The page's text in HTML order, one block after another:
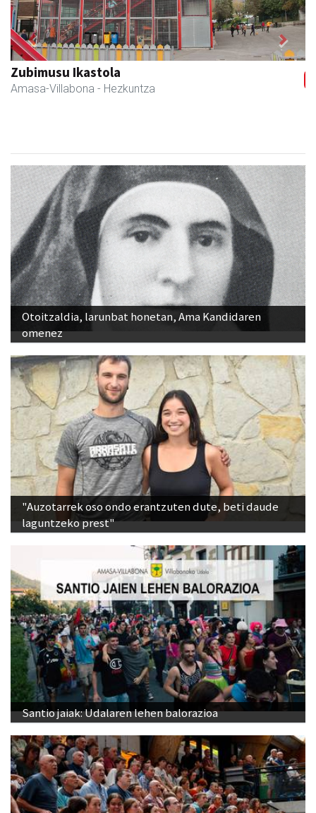
Amane
Amasa-Villabona - Arropa-dendak
Previous Next
Otoitzaldia, larunbat honetan, Ama Kandidaren
omenez
"Auzotarrek oso ondo erantzuten dute, beti daude
laguntzeko prest"
Santio jaiak: Udalaren lehen balorazioa